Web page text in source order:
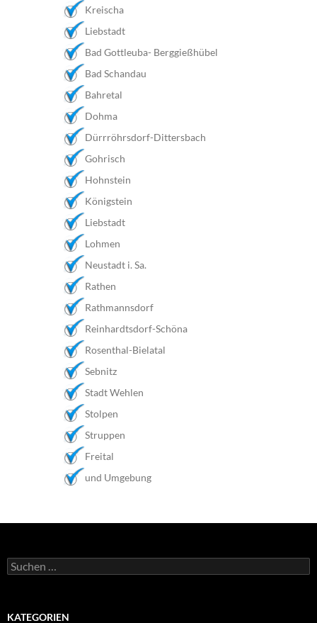
Kreischa
Liebstadt
Bad Gottleuba- Berggießhübel
Bad Schandau
Bahretal
Dohma
Dürrröhrsdorf-Dittersbach
Gohrisch
Hohnstein
Königstein
Liebstadt
Lohmen
Neustadt i. Sa.
Rathen
Rathmannsdorf
Reinhardtsdorf-Schöna
Rosenthal-Bielatal
Sebnitz
Stadt Wehlen
Stolpen
Struppen
Freital
und Umgebung
Suchen
nach:
KATEGORIEN